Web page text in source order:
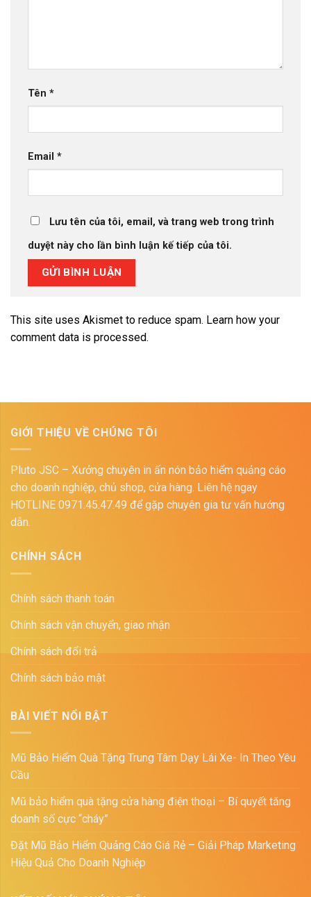
Tên *
Email *
Lưu tên của tôi, email, và trang web trong trình
duyệt này cho lần bình luận kế tiếp của tôi.
This site uses Akismet to reduce spam. Learn how your
comment data is processed.
GIỚI THIỆU VỀ CHÚNG TÔI
Pluto JSC – Xưởng chuyên in ấn nón bảo hiểm quảng cáo
cho doanh nghiệp, chủ shop, cửa hàng. Liên hệ ngay
HOTLINE 0971.45.47.49 để gặp chuyên gia tư vấn hướng
dẫn.
CHÍNH SÁCH
Chính sách thanh toán
Chính sách vận chuyển, giao nhận
Chính sách đổi trả
Chính sách bảo mật
BÀI VIẾT NỔI BẬT
Mũ Bảo Hiểm Quà Tặng Trung Tâm Dạy Lái Xe- In Theo Yêu
Cầu
Mũ bảo hiểm quà tặng cửa hàng điện thoại – Bí quyết tăng
doanh số cực “cháy”
Đặt Mũ Bảo Hiểm Quảng Cáo Giá Rẻ – Giải Pháp Marketing
Hiệu Quả Cho Doanh Nghiệp